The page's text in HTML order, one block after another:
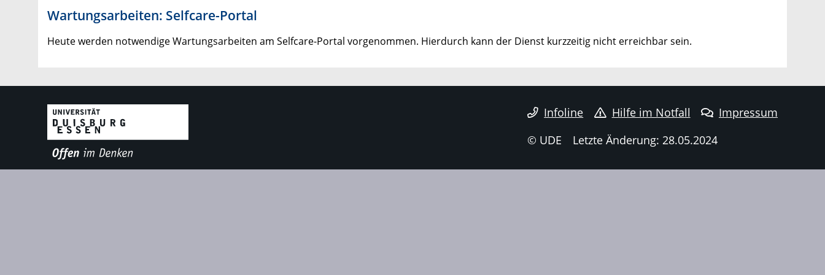
Wartungsarbeiten: Selfcare-Portal
Heute werden notwendige Wartungsarbeiten am Selfcare-Portal vorgenommen. Hierdurch kann der Dienst kurzzeitig nicht erreichbar sein.
Infoline Hilfe im Notfall
Impressum
© UDE
Letzte Änderung: 28.05.2024